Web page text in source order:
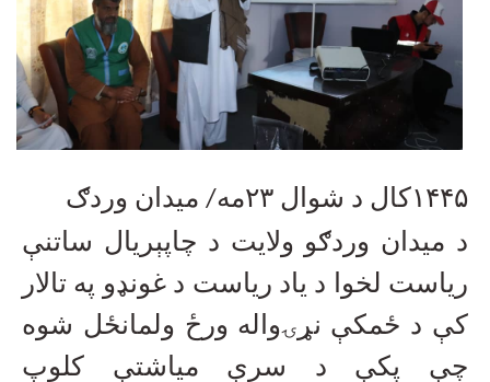
۱۴۴۵کال د شوال ۲۳مه/ میدان وردګ
د میدان وردګو ولایت د چاپېریال ساتنې
ریاست لخوا د یاد ریاست د غونډو په تالار
کې د ځمکې نړۍواله ورځ ولمانځل شوه
چې پکې د سرې میاشتې کلوپ